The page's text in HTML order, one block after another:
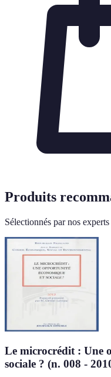
Produits
Sélectionnés par nos experts
Le microcrédit : Une
sociale ? (n. 008 -